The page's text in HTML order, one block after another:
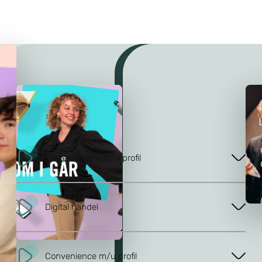
Salgsassistent m/u profil
Digital handel
Convenience m/u profil